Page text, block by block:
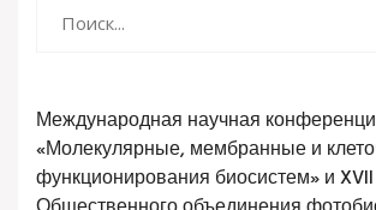
Международная научная
«Молекулярные, мембранные и
функционирования биосистем» и